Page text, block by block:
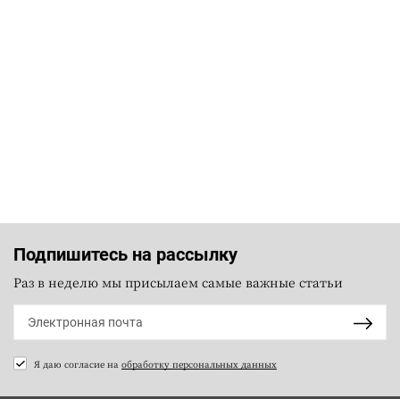
Подпишитесь на рассылку
Раз в неделю мы присылаем самые важные статьи
Я даю согласие на обработку персональных данных